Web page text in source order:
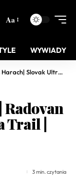
Aa
WYWIADY
Ultra Trail | Słowacja
Radovan
Trail |
3 min. czytania